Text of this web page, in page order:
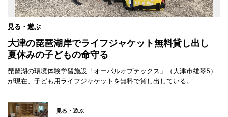
見る・遊ぶ
大津の琵琶湖岸でライフジャケット無料貸し出し
夏休みの子どもの命守る
琵琶湖の環境体験学習施設「オーパルオプテックス」（大津市雄琴5）
が現在、子ども用ライフジャケットを無料で貸し出している。
見る・遊ぶ